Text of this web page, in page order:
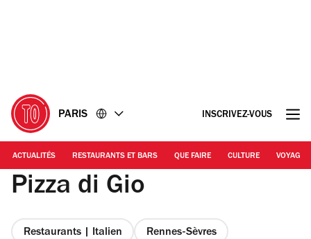
PARIS INSCRIVEZ-VOUS
ACTUALITÉS RESTAURANTS ET BARS QUE FAIRE CULTURE VOYAGE
Pizza di Gio
Restaurants | Italien Rennes-Sèvres